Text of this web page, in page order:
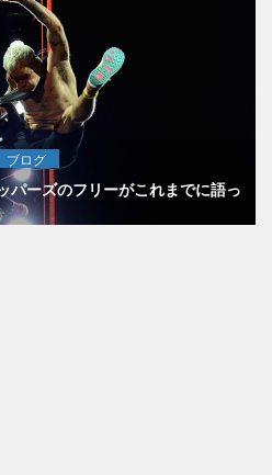
ブログ
パーズのフリーがこれまでに語っ